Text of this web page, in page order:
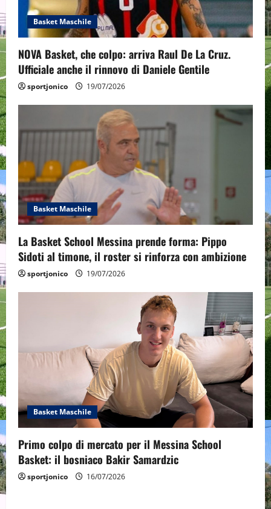
n
Basket Maschile
NOVA Basket, che colpo: arriva Raul De La Cruz.
Ufficiale anche il rinnovo di Daniele Gentile
sportjonico 19/07/2026
Basket Maschile
La Basket School Messina prende forma: Pippo
Sidoti al timone, il roster si rinforza con ambizione
sportjonico 19/07/2026
Basket Maschile
Primo colpo di mercato per il Messina School
Basket: il bosniaco Bakir Samardzic
sportjonico 16/07/2026